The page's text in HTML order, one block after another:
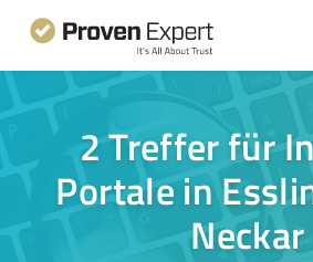
2 Treffer für
Portale in
Neckar